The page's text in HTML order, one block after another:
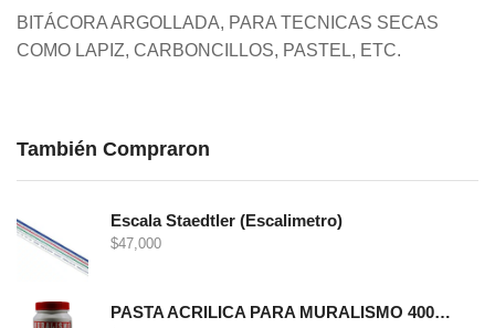
BITÁCORA ARGOLLADA, PARA TECNICAS SECAS
COMO LAPIZ, CARBONCILLOS, PASTEL, ETC.
También Compraron
Escala Staedtler (Escalimetro)
$47,000
PASTA ACRILICA PARA MURALISMO 400 GRS